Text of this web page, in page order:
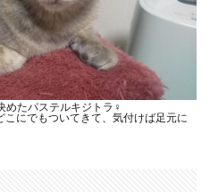
めたパステルキジトラ♀
にでもついてきて、気付けば足元に